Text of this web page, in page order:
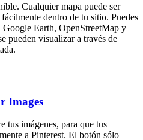
Cualquier mapa puede ser
dentro de tu sitio. Puedes
Earth, OpenStreetMap y
pueden visualizar a través de
Images
tus imágenes, para que tus
a Pinterest. El botón sólo